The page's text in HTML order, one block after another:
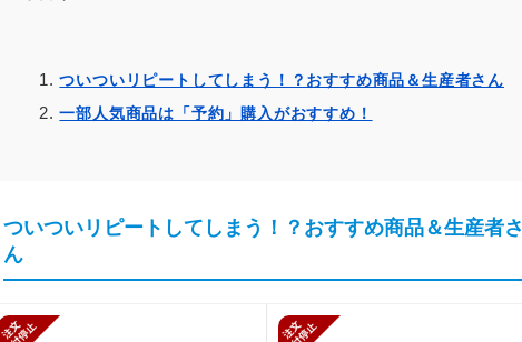
ついついリピートしてしまう！？おすすめ商品＆生産者さん
一部人気商品は「予約」購入がおすすめ！
ついついリピートしてしまう！？おすすめ商品＆生産者さ
ん